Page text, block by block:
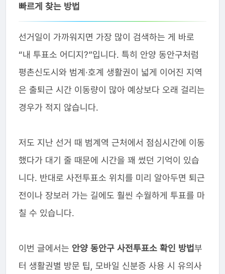
빠르게 찾는 방법
선거일이 가까워지면 가장 많이 검색하는 게 바로
“내 투표소 어디지?”입니다. 특히 안양 동안구처럼
평촌신도시와 범계·호계 생활권이 넓게 이어진 지역
은 출퇴근 시간 이동량이 많아 예상보다 오래 걸리는
경우가 적지 않습니다.
저도 지난 선거 때 범계역 근처에서 점심시간에 이동
했다가 대기 줄 때문에 시간을 꽤 썼던 기억이 있습
니다. 반대로 사전투표소 위치를 미리 알아두면 퇴근
전이나 장보러 가는 길에도 훨씬 수월하게 투표를 마
칠 수 있습니다.
이번 글에서는 안양 동안구 사전투표소 확인 방법부
터 생활권별 방문 팁, 모바일 신분증 사용 시 유의사